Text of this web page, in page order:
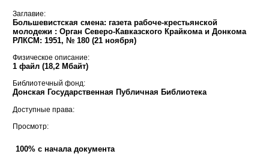
Заглавие:
Большевистская смена: газета рабоче-крестьянской
молодежи : Орган Северо-Кавказского Крайкома и Донкома
РЛКСМ: 1951, № 180 (21 ноября)
Физическое описание:
1 файл (18,2 Мбайт)
Библиотечный фонд:
Донская Государственная Публичная Библиотека
Доступные права:
Просмотр:
100% с начала документа